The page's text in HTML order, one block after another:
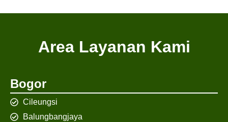
Area Layanan Kami
Bogor
Cileungsi
Balungbangjaya